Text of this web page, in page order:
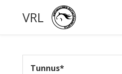
VRL
Tunnus*